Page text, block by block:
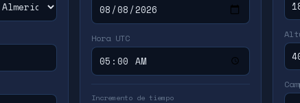
Hora UTC
Incremento de tiempo